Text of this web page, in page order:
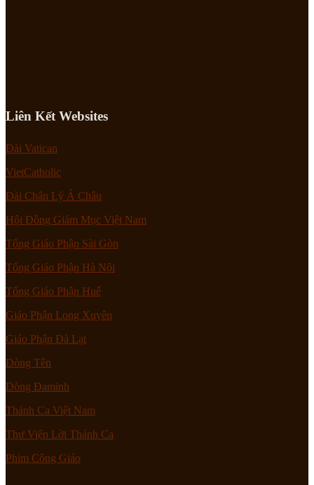
Liên Kết Websites
Đài Vatican
VietCatholic
Đài Chân Lý Á Châu
Hội Đồng Giám Mục Việt Nam
Tổng Giáo Phận Sài Gòn
Tổng Giáo Phận Hà Nội
Tổng Giáo Phận Huế
Giáo Phận Long Xuyên
Giáo Phận Đà Lạt
Dòng Tên
Dòng Đaminh
Thánh Ca Việt Nam
Thư Viện Lời Thánh Ca
Phim Công Giáo